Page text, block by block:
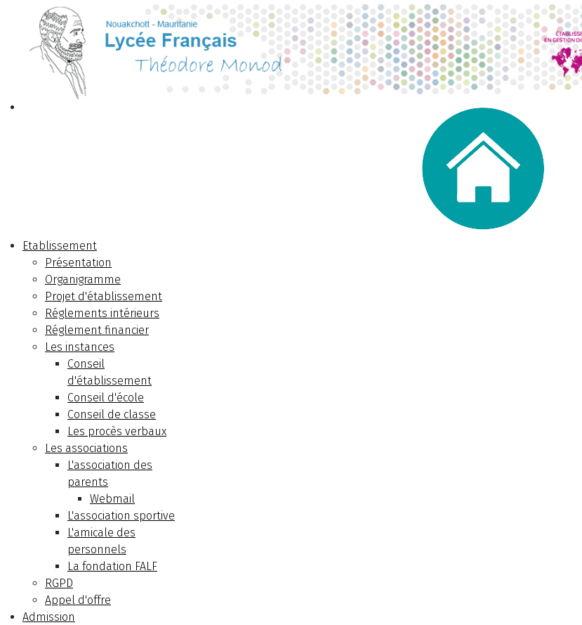
Etablissement
Présentation
Organigramme
Projet d'établissement
Réglements intérieurs
Réglement financier
Les instances
Conseil
d'établissement
Conseil d'école
Conseil de classe
Les procès verbaux
Les associations
L'association des
parents
Webmail
L'association sportive
L'amicale des
personnels
La fondation FALF
RGPD
Appel d'offre
Admission